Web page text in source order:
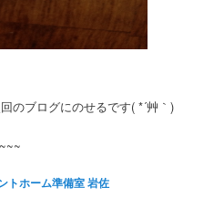
のブログにのせるです( *´艸｀)
トホーム準備室 岩佐